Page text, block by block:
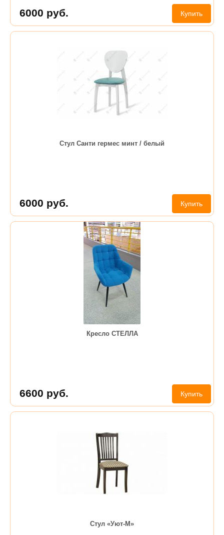
6000 руб. Купить
Стул Санти гермес минт / белый
6000 руб. Купить
Кресло СТЕЛЛА
6600 руб. Купить
Стул «Уют-М»